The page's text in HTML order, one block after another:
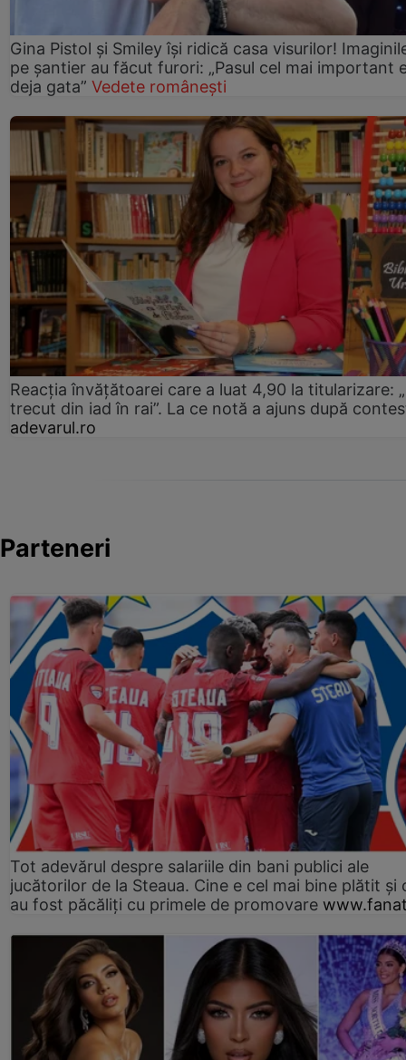
Gina Pistol și Smiley își ridică casa visurilor!
pe șantier au făcut furori: „Pasul cel mai important
deja gata” Vedete românești
Reacția învățătoarei care a luat 4,90 la titularizare:
trecut din iad în rai”. La ce notă a ajuns după
adevarul.ro
Parteneri
Tot adevărul despre salariile din bani publici ale
jucătorilor de la Steaua. Cine e cel mai bine plătit și
au fost păcăliți cu primele de promovare